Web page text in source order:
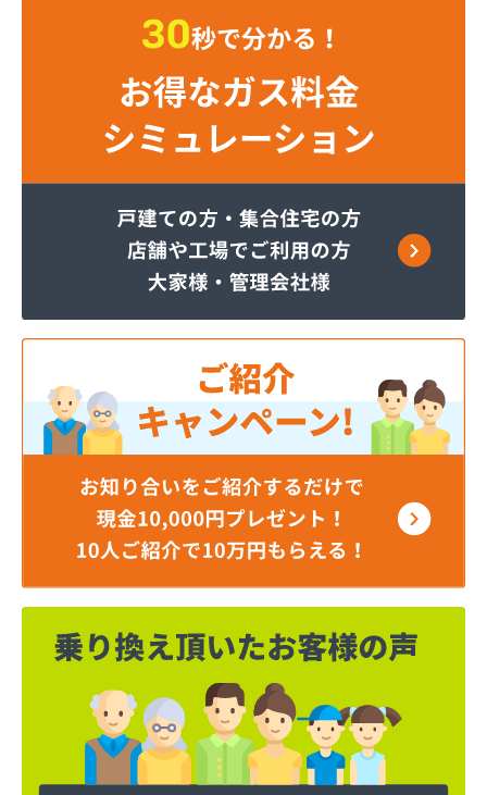
マルヰガス南岡山株式会社 児島支店/
ヤスカワガス灯油センター/
ライフォス株式会社 プロパン部/
ライフォス株式会社 東岡山工場/
伊丹産業株式会社/
伊丹産業株式会社 岡山工場/
伊丹産業株式会社 御津営業所/
伊丹産業株式会社 倉敷営業所/
伊藤忠エネクスホームライフ西日本株式会社 岡山
伊藤忠エネクスホームライフ西日本株式会社 倉敷
営業所/
井原エネルギー株式会社/
井原エルピーガス株式会社/
奥憲商店/
横山石油株式会社エネルギーセンター/
岡崎共同株式会社玉野事業所/
岡山ガスエネルギー株式会社（旧 岡山液化ガス株式
会社）/
岡山ガスプロパン株式会社/
岡山安全ガス株式会社/
岡山県エルピーガス協会 児島支部/
岡山県エルピーガス協会 津山支部/
岡山県漁協連合会 下津井出張所/
岡山県児島エルピーガス保安事業協同組合/
岡野石油店/